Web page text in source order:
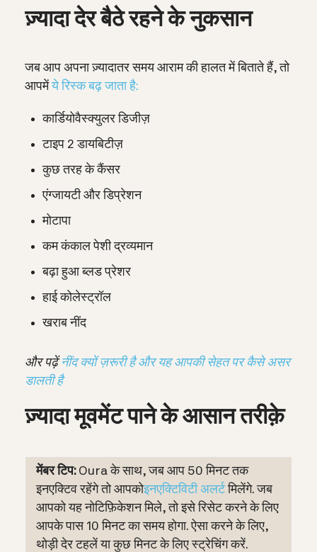
ज़्यादा देर बैठे रहने के नुकसान
जब आप अपना ज़्यादातर समय आराम की हालत में बिताते हैं, तो
आपमेंये रिस्क बढ़ जाता है:
कार्डियोवैस्क्युलर डिजीज़
टाइप 2 डायबिटीज़
कुछ तरह के कैंसर
एंग्जायटी और डिप्रेशन
मोटापा
कम कंकाल पेशी द्रव्यमान
बढ़ा हुआ ब्लड प्रेशर
हाई कोलेस्ट्रॉल
खराब नींद
और पढ़ेंनींद क्यों ज़रूरी है और यह आपकी सेहत पर कैसे असर
डालती है
ज़्यादा मूवमेंट पाने के आसान तरीक़े
मेंबर टिप: Oura के साथ, जब आप 50 मिनट तक
इनएक्टिव रहेंगे तो आपकोइनएक्टिविटी अलर्टमिलेंगे. जब
आपको यह नोटिफ़िकेशन मिले, तो इसे रिसेट करने के लिए
आपके पास 10 मिनट का समय होगा. ऐसा करने के लिए,
थोड़ी देर टहलें या कुछ मिनट के लिए स्ट्रेचिंग करें.